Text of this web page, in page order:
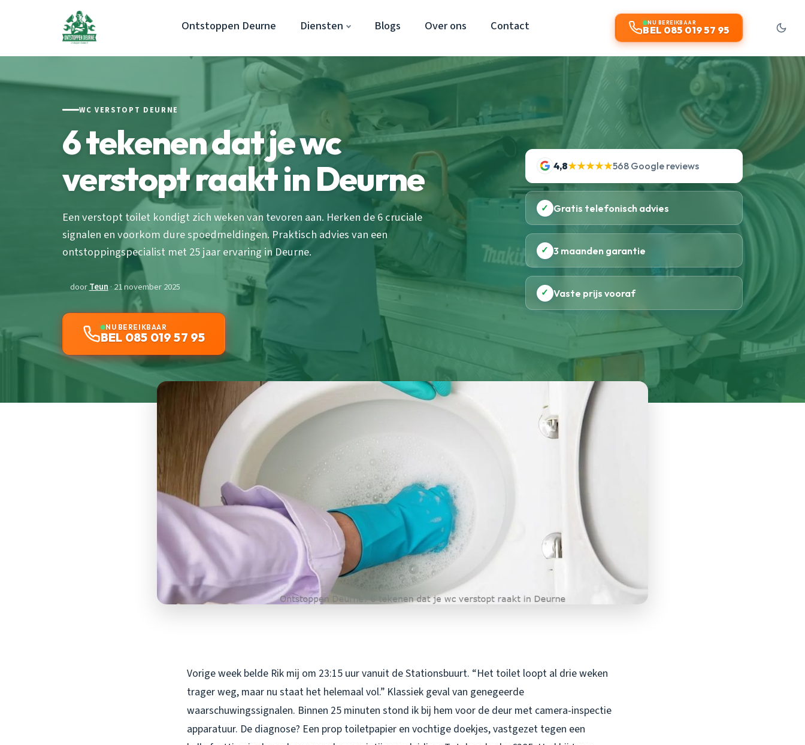
Ontstoppen Deurne Diensten Blogs Over ons Contact NU BEREIKBAAR
BEL 085 019 57 95
WC VERSTOPT DEURNE
6 tekenen dat je wc
verstopt raakt in Deurne
Een verstopt toilet kondigt zich weken van tevoren aan. Herken de 6 cruciale
signalen en voorkom dure spoedmeldingen. Praktisch advies van een
ontstoppingspecialist met 25 jaar ervaring in Deurne.
doorTeun · 21 november 2025
NU BEREIKBAAR
BEL 085 019 57 95
4,8★★★★★568 Google reviews
✓ Gratis telefonisch advies
✓ 3 maanden garantie
✓ Vaste prijs vooraf
Vorige week belde Rik mij om 23:15 uur vanuit de Stationsbuurt. “Het toilet loopt al drie weken
trager weg, maar nu staat het helemaal vol.” Klassiek geval van genegeerde
waarschuwingssignalen. Binnen 25 minuten stond ik bij hem voor de deur met camera-inspectie
apparatuur. De diagnose? Een prop toiletpapier en vochtige doekjes, vastgezet tegen een